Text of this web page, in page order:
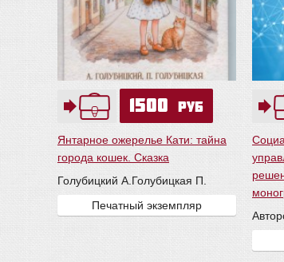
1500 руб
Янтарное ожерелье Кати: тайна
города кошек. Сказка
Голубицкий А. Голубицкая П.
Печатный экземпляр